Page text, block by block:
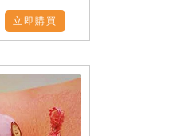
立即購買